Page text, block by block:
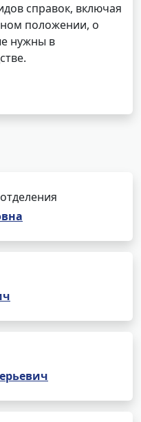
справок, включая
положении, о
нужны в